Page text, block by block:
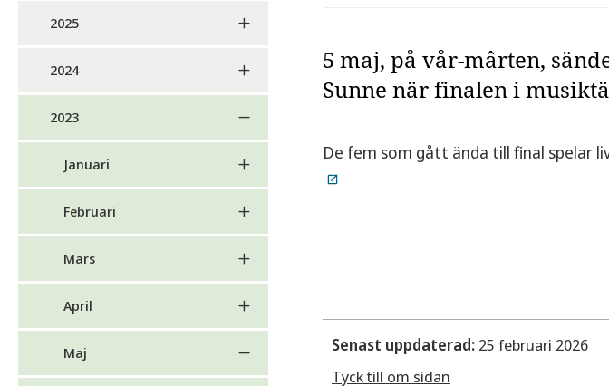
2025
2024
2023
Januari
Februari
Mars
April
Maj
5 maj, på vår-mârten,
Sunne när finalen i
De fem som gått ända till final spelar
Senast uppdaterad: 25 februari 2026
Tyck till om sidan